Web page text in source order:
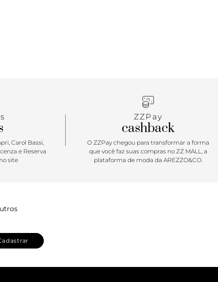
Carol Bassi,
e Reserva
site
ZZPay
cashback
O ZZPay chegou para transformar a forma
que você faz suas compras no ZZ MALL, a
plataforma de moda da AREZZO&CO.